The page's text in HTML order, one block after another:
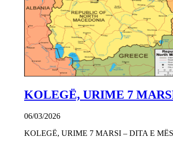
KOLEGË, URIME 7
06/03/2026
KOLEGË, URIME 7 MARSI – DITA E